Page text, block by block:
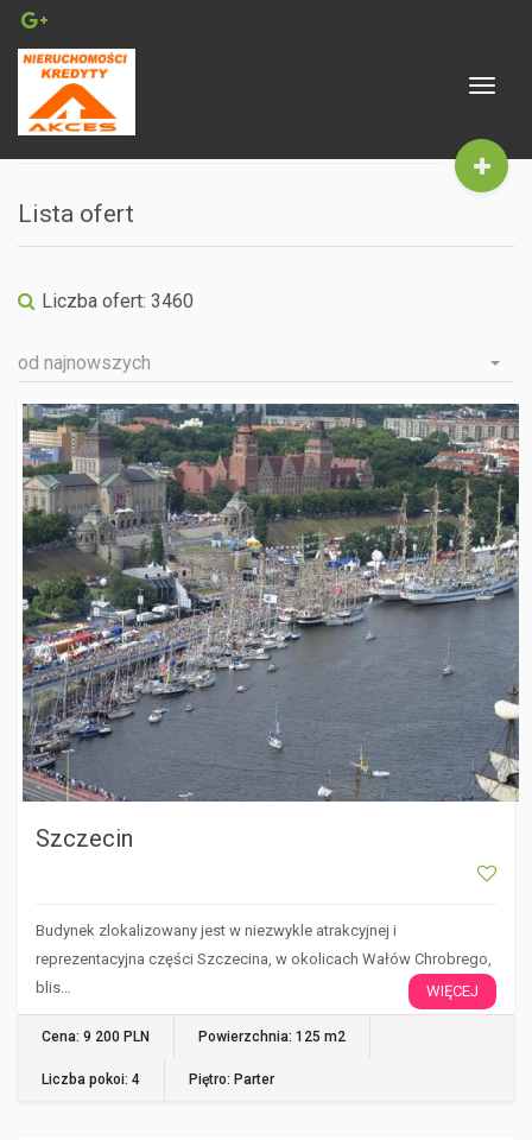
Toggle
Lista ofert
Liczba ofert: 3460
od najnowszych
SZCZECIN
Szczecin
Budynek zlokalizowany jest w niezwykle atrakcyjnej i
reprezentacyjna części Szczecina, w okolicach Wałów Chrobrego,
blis…
WIĘCEJ
Cena: 9 200 PLN Powierzchnia: 125 m2
Liczba pokoi: 4 Piętro: Parter